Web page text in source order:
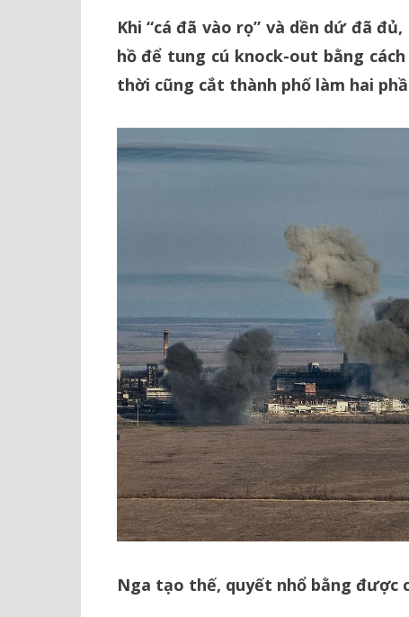
Khi “cá đã vào rọ” và dền dứ đã
hồ để tung cú knock-out bằng
thời cũng cắt thành phố làm hai
Nga tạo thế, quyết nhổ bằng được